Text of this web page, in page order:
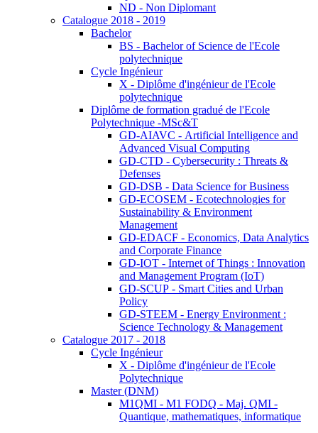
ND - Non Diplomant
Catalogue 2018 - 2019
Bachelor
BS - Bachelor of Science de l'Ecole
polytechnique
Cycle Ingénieur
X - Diplôme d'ingénieur de l'Ecole
polytechnique
Diplôme de formation gradué de l'Ecole
Polytechnique -MSc&T
GD-AIAVC - Artificial Intelligence and
Advanced Visual Computing
GD-CTD - Cybersecurity : Threats &
Defenses
GD-DSB - Data Science for Business
GD-ECOSEM - Ecotechnologies for
Sustainability & Environment
Management
GD-EDACF - Economics, Data Analytics
and Corporate Finance
GD-IOT - Internet of Things : Innovation
and Management Program (IoT)
GD-SCUP - Smart Cities and Urban
Policy
GD-STEEM - Energy Environment :
Science Technology & Management
Catalogue 2017 - 2018
Cycle Ingénieur
X - Diplôme d'ingénieur de l'Ecole
Polytechnique
Master (DNM)
M1QMI - M1 FODQ - Maj. QMI -
Quantique, mathematiques, informatique